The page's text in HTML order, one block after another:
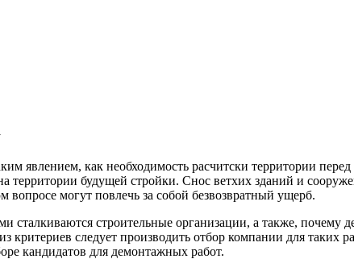
явлением, как необходимость расчитски территории
будущей стройки. Снос ветхих зданий и
вопросе могут повлечь за собой безвозвратный ущерб.
сталкиваются строительные организации, а также,
следует производить отбор компании для таких
кандидатов для демонтажных работ.